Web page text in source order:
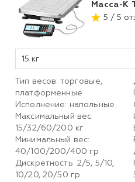
Масса-К
5 / 5
15 кг
Тип весов: торговые,
платформенные
Исполнение: напольные
Максимальный вес:
15/32/60/200 кг
Минимальный вес:
40/100/200/400 гр
Дискретность: 2/5, 5/10,
10/20, 20/50 гр